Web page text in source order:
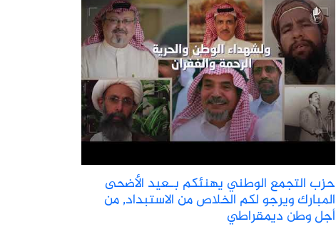
حزب التجمع الوطني يهنئكم بـعيد الأضحى
المبارك ويرجو لكم الخلاص من الاستبداد, من
أجل وطن ديمقراطي